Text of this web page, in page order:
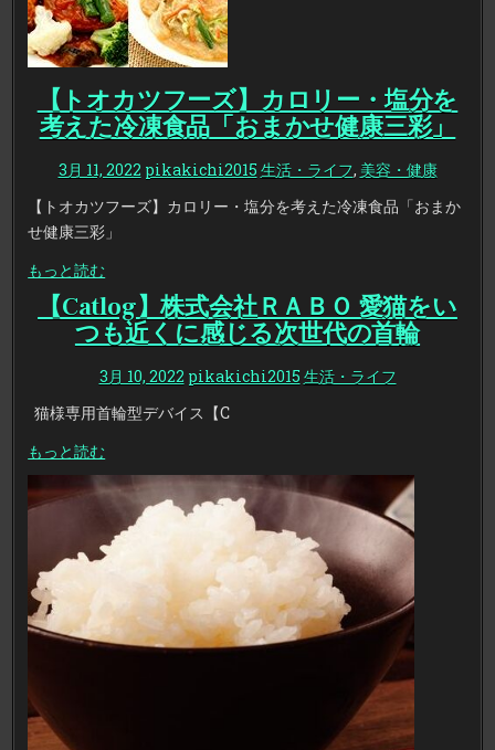
【トオカツフーズ】カロリー・塩分を
考えた冷凍食品「おまかせ健康三彩」
3月 11, 2022 pikakichi2015 生活・ライフ, 美容・健康
【トオカツフーズ】カロリー・塩分を考えた冷凍食品「おまか
せ健康三彩」
もっと読む
【Catlog】株式会社ＲＡＢＯ 愛猫をい
つも近くに感じる次世代の首輪
3月 10, 2022 pikakichi2015 生活・ライフ
猫様専用首輪型デバイス【C
もっと読む